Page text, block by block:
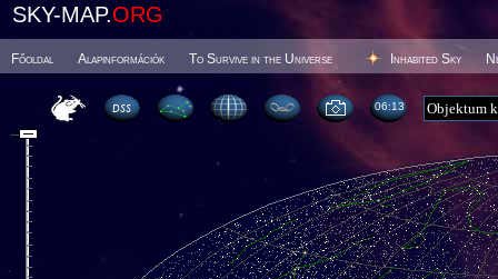
SKY-MAP.ORG
Főoldal Alapinformációk To Survive in the Universe Inhabited Sky
06 13